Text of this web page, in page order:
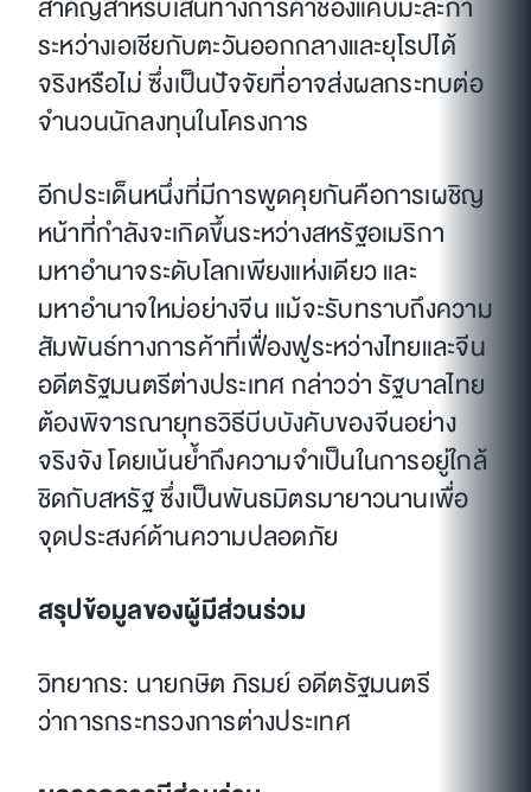
สำคัญสำหรับเส้นทางการค้าช่องแคบมะละกา
ระหว่างเอเชียกับตะวันออกกลางและยุโรปได้
จริงหรือไม่ ซึ่งเป็นปัจจัยที่อาจส่งผลกระทบต่อ
จำนวนนักลงทุนในโครงการ
อีกประเด็นหนึ่งที่มีการพูดคุยกันคือการเผชิญ
หน้าที่กำลังจะเกิดขึ้นระหว่างสหรัฐอเมริกา
มหาอำนาจระดับโลกเพียงแห่งเดียว และ
มหาอำนาจใหม่อย่างจีน แม้จะรับทราบถึงความ
สัมพันธ์ทางการค้าที่เฟื่องฟูระหว่างไทยและจีน
อดีตรัฐมนตรีต่างประเทศ กล่าวว่า รัฐบาลไทย
ต้องพิจารณายุทธวิธีบีบบังคับของจีนอย่าง
จริงจัง โดยเน้นย้ำถึงความจำเป็นในการอยู่ใกล้
ชิดกับสหรัฐ ซึ่งเป็นพันธมิตรมายาวนานเพื่อ
จุดประสงค์ด้านความปลอดภัย
สรุปข้อมูลของผู้มีส่วนร่วม
วิทยากร: นายกษิต ภิรมย์ อดีตรัฐมนตรี
ว่าการกระทรวงการต่างประเทศ